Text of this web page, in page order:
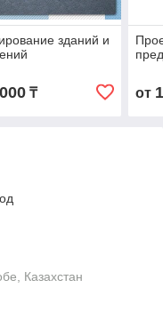
зданий и
₸ от
Казахстан